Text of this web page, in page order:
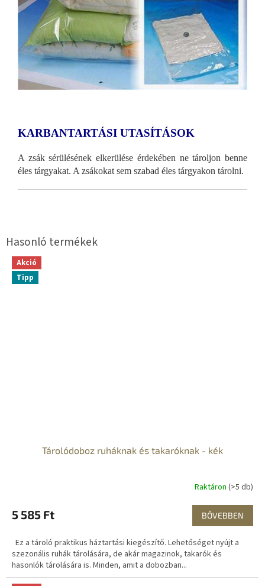
KARBANTARTÁSI UTASÍTÁSOK
A zsák sérülésének elkerülése érdekében ne tároljon benne
éles tárgyakat. A zsákokat sem szabad éles tárgyakon tárolni.
Akció
Tipp
Tárolódoboz ruháknak és takaróknak - kék
Raktáron (>5 db)
5 585 Ft BŐVEBBEN
Ez a tároló praktikus háztartási kiegészítő. Lehetőséget nyújt a
szezonális ruhák tárolására, de akár magazinok, takarók és
hasonlók tárolására is. Minden, amit a dobozban...